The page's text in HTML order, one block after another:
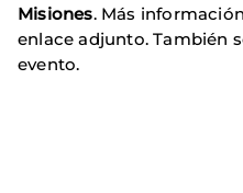
Misiones. Más
enlace adjunto. También
evento.